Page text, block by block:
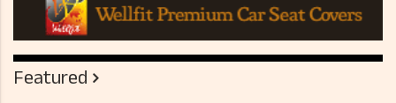
Featured